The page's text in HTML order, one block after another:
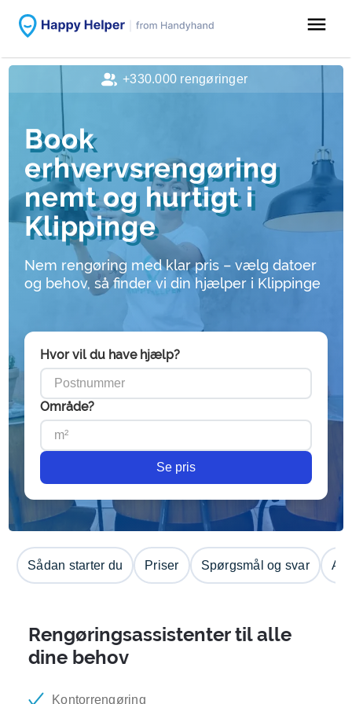
menu
Book
erhvervsrengøring
nemt og hurtigt i
Klippinge
Nem rengøring med klar pris – vælg datoer
og behov, så finder vi din hjælper i Klippinge
Hvor vil du have hjælp?
Område?
Se pris
Sådan starter du Priser Spørgsmål og svar
Rengøringsassistenter til alle
dine behov
Kontorrengøring
+330.000 rengøringer